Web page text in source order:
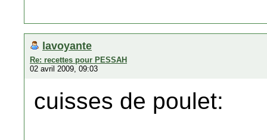
lavoyante
Re: recettes pour PESSAH
02 avril 2009, 09:03
cuisses de poulet: